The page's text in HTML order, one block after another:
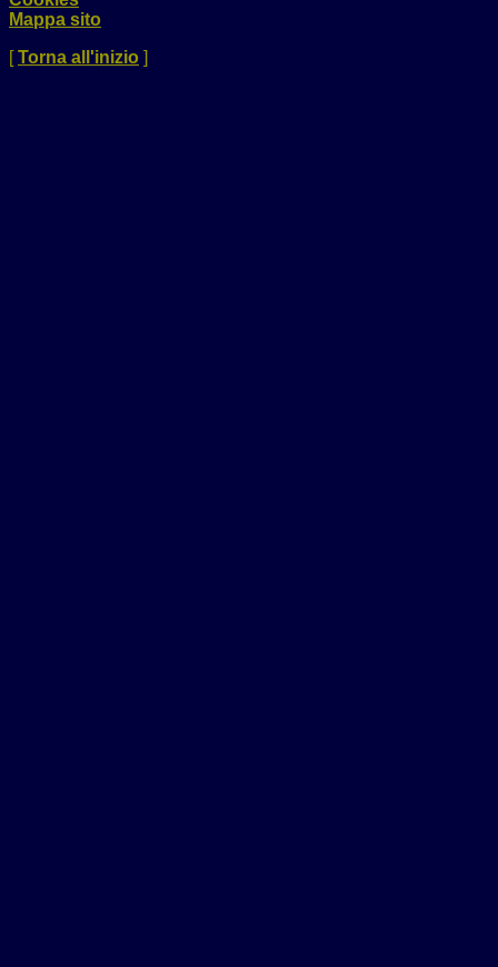
Mappa sito
[Torna all'inizio ]